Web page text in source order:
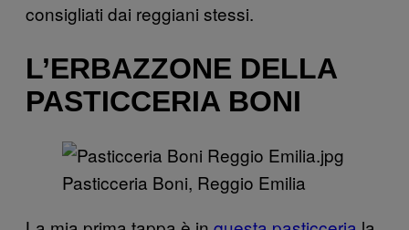
consigliati dai reggiani stessi.
L’ERBAZZONE DELLA
PASTICCERIA BONI
Pasticceria Boni, Reggio Emilia